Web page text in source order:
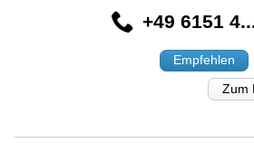
+49 6151
Empfehlen
Zum